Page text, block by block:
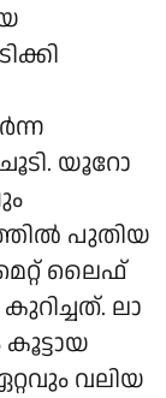
യൂറോ
പുതിയ
ലൈഫ്
ലാ
വലിയ